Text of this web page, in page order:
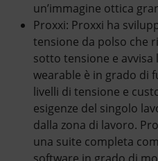
un’immagine ottica
Proxxi: Proxxi ha
tensione da polso che
sotto tensione e
wearable è in grado di
livelli di tensione e
esigenze del singolo
dalla zona di lavoro.
una suite completa